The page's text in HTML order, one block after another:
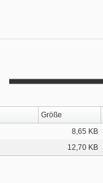
Größe
8,65 KB
12,70 KB